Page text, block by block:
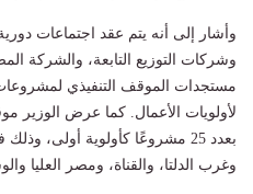
وأشار إلى أنه يتم عقد اجتماعات
وشركات التوزيع التابعة، والشركة
لأولويات الأعمال. كما عرض الوزير
بعدد 25 مشروعًا كأولوية أولى،
وغرب الدلتا، والقناة، ومصر العليا